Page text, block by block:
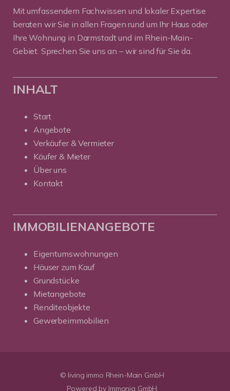
Mit umfassendem Fachwissen und lokaler Expertise
beraten wir Sie in allen Fragen rund um Ihr Haus oder
Ihre Wohnung in Darmstadt und im Rhein-Main-
Gebiet. Sprechen Sie uns an – wir sind für Sie da.
INHALT
Start
Angebote
Verkäufer & Vermieter
Käufer & Mieter
Über uns
Kontakt
IMMOBILIENANGEBOTE
Eigentumswohnungen
Häuser zum Kauf
Grundstücke
Mietangebote
Renditeobjekte
Gewerbeimmobilien
© living immo Rhein-Main GmbH
Powered by Immonia GmbH